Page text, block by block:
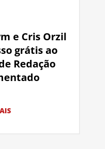
e Cris Orzil
grátis ao
Redação